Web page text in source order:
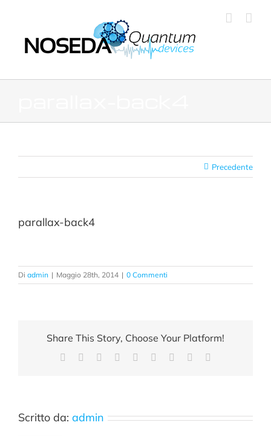
Precedente
parallax-back4
Di admin | Maggio 28th, 2014 | 0 Commenti
Share This Story, Choose Your Platform!
Facebook Reddit LinkedInWhatsApp
TumblrPinterest
Scritto da: admin